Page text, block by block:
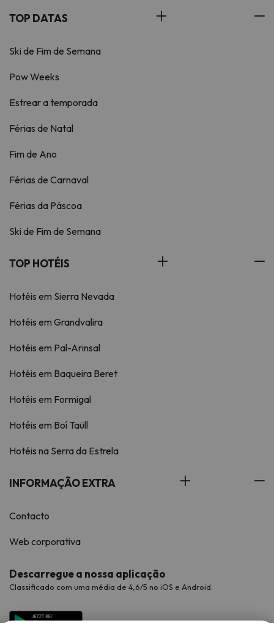
TOP DATAS
Ski de Fim de Semana
Pow Weeks
Estrear a temporada
Férias de Natal
Fim de Ano
Férias de Carnaval
Férias da Páscoa
Ski de Fim de Semana
TOP HOTÉIS
Hotéis em Sierra Nevada
Hotéis em Grandvalira
Hotéis em Pal-Arinsal
Hotéis em Baqueira Beret
Hotéis em Formigal
Hotéis em Boí Taüll
Hotéis na Serra da Estrela
INFORMAÇÃO EXTRA
Contacto
Web corporativa
Descarregue a nossa aplicação
Classificado com uma média de 4,6/5 no iOS e Android.